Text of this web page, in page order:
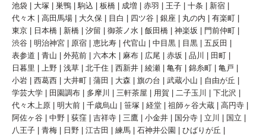
池袋
大塚 巣鴨 駒込 板橋 成増 赤羽 王子 十条
新宿
代々木
高田馬場 大久保 目白 四ツ谷 銀座 丸の内
有楽町
東京
日本橋 新橋 汐留 御茶ノ水 飯田橋 神楽坂
門前仲町
渋谷
明治神宮 原宿 恵比寿 代官山 中目黒 目黒
五反田
表参道
青山 外苑前 六本木 麻布 広尾 赤坂 品川
田町
日暮里
上野 浅草 北千住 西新井 綾瀬 亀有 錦糸町
亀戸
小岩
西葛西 大井町 蒲田 大森 旗の台 武蔵小山
自由が丘
学芸大学
田園調布 多摩川 三軒茶屋 用賀 二子玉川
下北沢
代々木上原
明大前 千歳烏山 笹塚 経堂 祖師ヶ谷大蔵
高円寺
阿佐ヶ谷
中野 荻窪 吉祥寺 三鷹 小金井 国分寺 立川
国立
八王子
青梅 日野 江古田 練馬 石神井公園
ひばりが丘